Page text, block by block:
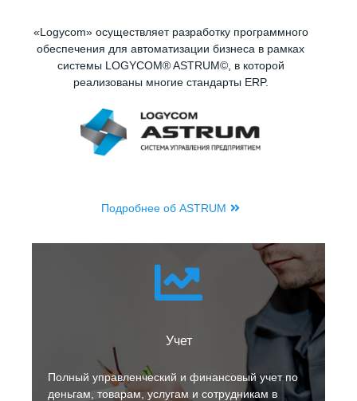
«Logycom» осуществляет разработку программного
обеспечения для автоматизации бизнеса в рамках
системы LOGYCOM® ASTRUM©, в которой
реализованы многие стандарты ERP.
Подробнее об ASTRUM
Учет
Полный управленческий и финансовый учет по
деньгам, товарам, услугам и сотрудникам в